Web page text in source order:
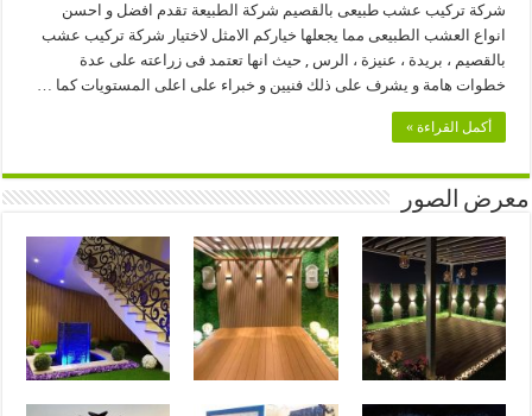
عشب
طبيعي
بالقصيم
0547737441
مغلقة
شركة تركيب عشب طبيعى بالقصيم شركة الطبيعة تقدم افضل و احسن
انواع العشب الطبيعى مما يجعلها خياركم الامثل لاختيار شركة تركيب عشب
بالقصيم ، بريدة ، عنيزة ، الرس , حيث انها تعتمد فى زراعته على عدة
خطوات هامة و يشرف على ذلك فنيين و خبراء على اعلى المستويات كما …
أكمل القراءة »
معرض الصور